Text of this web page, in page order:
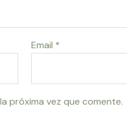
Email *
próxima vez que comente.